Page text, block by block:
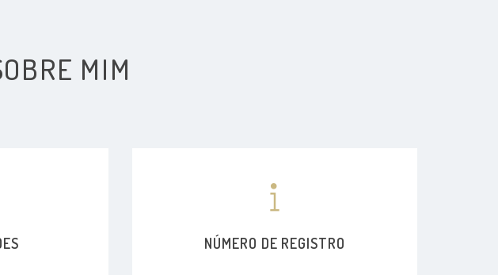
MIM
NÚMERO DE REGISTRO